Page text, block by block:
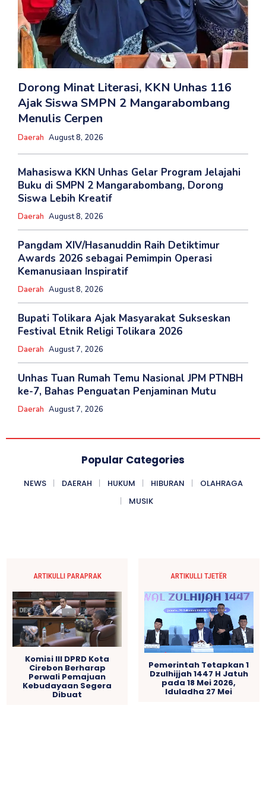
Dorong Minat Literasi, KKN Unhas 116
Ajak Siswa SMPN 2 Mangarabombang
Menulis Cerpen
Daerah August 8, 2026
Mahasiswa KKN Unhas Gelar Program Jelajahi
Buku di SMPN 2 Mangarabombang, Dorong
Siswa Lebih Kreatif
Daerah August 8, 2026
Pangdam XIV/Hasanuddin Raih Detiktimur
Awards 2026 sebagai Pemimpin Operasi
Kemanusiaan Inspiratif
Daerah August 8, 2026
Bupati Tolikara Ajak Masyarakat Sukseskan
Festival Etnik Religi Tolikara 2026
Daerah August 7, 2026
Unhas Tuan Rumah Temu Nasional JPM PTNBH
ke-7, Bahas Penguatan Penjaminan Mutu
Daerah August 7, 2026
Popular Categories
NEWS DAERAH HUKUM HIBURAN
OLAHRAGA
MUSIK
ARTIKULLI PARAPRAK
Komisi III DPRD Kota
Cirebon Berharap
Perwali Pemajuan
Kebudayaan Segera
Dibuat
ARTIKULLI TJETËR
Pemerintah Tetapkan 1
Dzulhijjah 1447 H Jatuh
pada 18 Mei 2026,
Iduladha 27 Mei